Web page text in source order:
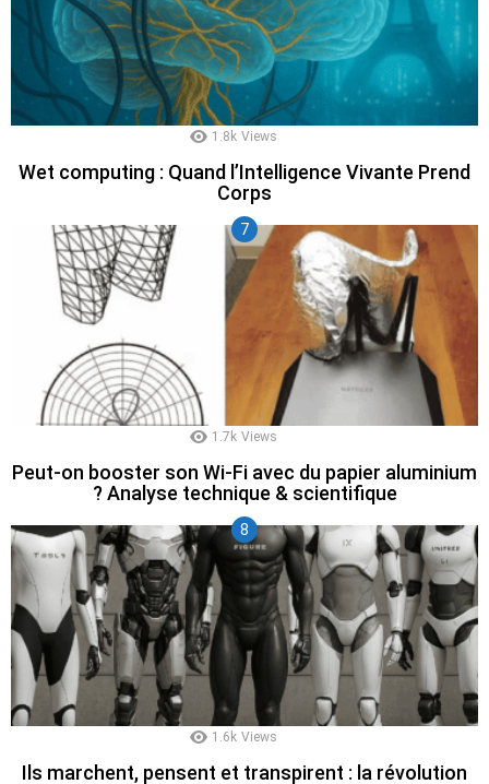
1.8k Views
Wet computing : Quand l’Intelligence Vivante Prend
Corps
1.7k Views
Peut-on booster son Wi-Fi avec du papier aluminium
? Analyse technique & scientifique
1.6k Views
Ils marchent, pensent et transpirent : la révolution